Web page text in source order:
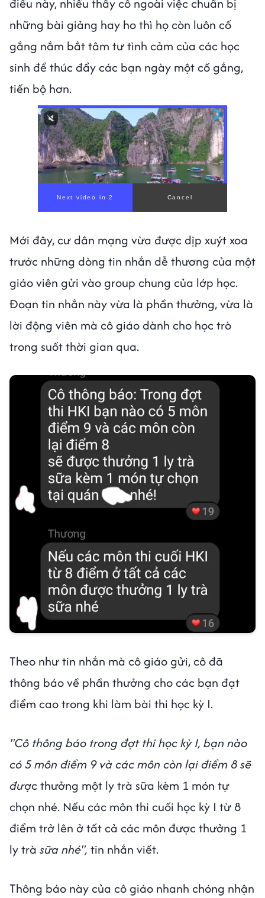
những bài giảng hay ho thì họ còn luôn cố
gắng nắm bắt tâm tư tình cảm của các học
sinh để thúc đẩy các bạn ngày một cố gắng,
tiến bộ hơn.
Mới đây, cư dân mạng vừa được dịp xuýt xoa
trước những dòng tin nhắn dễ thương của một
giáo viên gửi vào group chung của lớp học.
Đoạn tin nhắn này vừa là phần thưởng, vừa là
lời động viên mà cô giáo dành cho học trò
trong suốt thời gian qua.
Theo như tin nhắn mà cô giáo gửi, cô đã
thông báo về phần thưởng cho các bạn đạt
điểm cao trong khi làm bài thi học kỳ I.
"Cô thông báo trong đợt thi học kỳ I, bạn nào
có 5 môn điểm 9 và các môn còn lại điểm 8 sẽ
được thưởng một ly trà sữa kèm 1 món tự
chọn nhé. Nếu các môn thi cuối học kỳ I từ 8
điểm trở lên ở tất cả các môn được thưởng 1
ly trà sữa nhé", tin nhắn viết.
Thông báo này của cô giáo nhanh chóng nhận